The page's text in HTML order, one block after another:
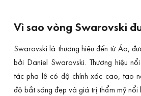
Vì sao vòng Swarovski
Swarovski là thương hiệu đến từ Áo,
bởi Daniel Swarovski. Thương hiệu
tác pha lê có độ chính xác cao, tạo
độ bắt sáng đẹp và giá trị thẩm mỹ nổi